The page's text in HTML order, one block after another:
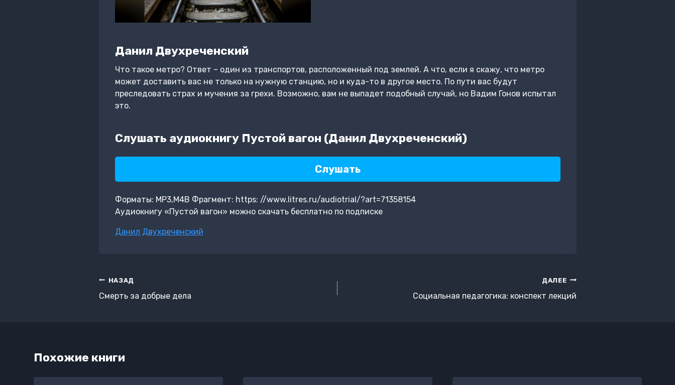
Данил Двухреченский
Что такое метро? Ответ – один из транспортов, расположенный под землей. А что, если я скажу, что метро
может доставить вас не только на нужную станцию, но и куда-то в другое место. По пути вас будут
преследовать страх и мучения за грехи. Возможно, вам не выпадет подобный случай, но Вадим Гонов испытал
это.
Слушать аудиокнигу Пустой вагон (Данил Двухреченский)
Слушать
Форматы: MP3,M4B Фрагмент: https: //www.litres.ru/audiotrial/?art=71358154
Аудиокнигу «Пустой вагон» можно скачать бесплатно по подписке
Метки
Данил Двухреченский
Навигация
по
НАЗАД
Смерть за добрые дела
ДАЛЕЕ
Социальная педагогика: конспект лекций
Похожие книги